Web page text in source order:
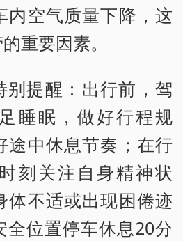
内空气质量下降，这
重要因素。
别提醒：出行前，驾
睡眠，做好行程规
途中休息节奏；在行
刻关注自身精神状
体不适或出现困倦迹
全位置停车休息20分